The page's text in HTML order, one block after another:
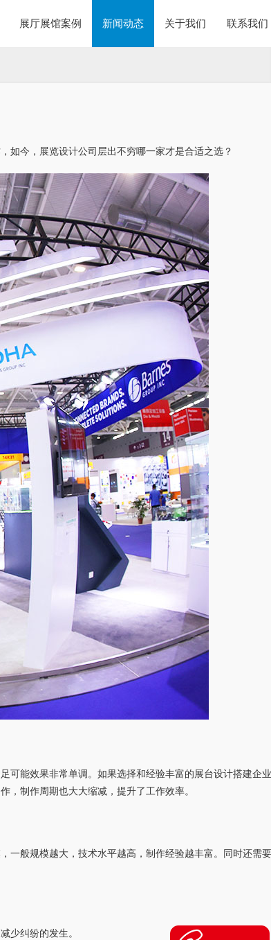
展厅展馆案例 新闻动态 关于我们 联系我们
如今，展览设计公司层出不穷哪一家才是合适之选？
可能效果非常单调。如果选择和经验丰富的展台设计搭建企
制作周期也大大缩减，提升了工作效率。
一般规模越大，技术水平越高，制作经验越丰富。同时还需
少纠纷的发生。